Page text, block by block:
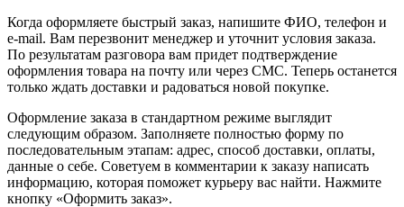
Когда оформляете быстрый заказ, напишите ФИО, телефон и
e-mail. Вам перезвонит менеджер и уточнит условия заказа.
По результатам разговора вам придет подтверждение
оформления товара на почту или через СМС. Теперь останется
только ждать доставки и радоваться новой покупке.
Оформление заказа в стандартном режиме выглядит
следующим образом. Заполняете полностью форму по
последовательным этапам: адрес, способ доставки, оплаты,
данные о себе. Советуем в комментарии к заказу написать
информацию, которая поможет курьеру вас найти. Нажмите
кнопку «Оформить заказ».